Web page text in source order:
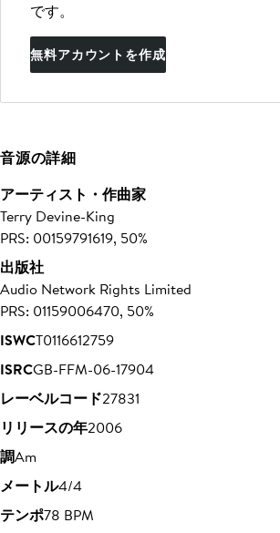
です。
無料アカウントを作成
音源の詳細
アーティスト・作曲家
Terry Devine-King
PRS: 00159791619, 50%
出版社
Audio Network Rights Limited
PRS: 01159006470, 50%
ISWCT0116612759
ISRCGB-FFM-06-17904
レーベルコード27831
リリースの年2006
調Am
メートル4/4
テンポ78 BPM